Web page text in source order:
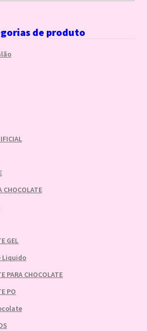
de produto
CHOCOLATE
GEL
Liquido
PARA CHOCOLATE
PO